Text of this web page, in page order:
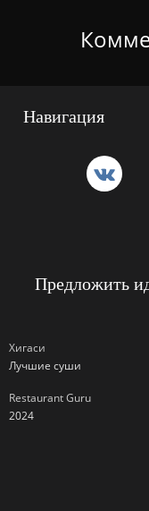
Навигация
Предложить
Хигаси
Лучшие суши
Restaurant Guru
2024